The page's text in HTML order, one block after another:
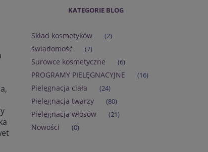
KATEGORIE BLOG
Skład kosmetyków (2)
świadomość (7)
Surowce kosmetyczne (6)
PROGRAMY PIELĘGNACYJNE (16)
Pielęgnacja ciała (24)
Pielęgnacja twarzy (80)
Pielęgnacja włosów (21)
Nowości (0)